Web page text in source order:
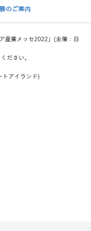
のご案内
産業メッセ2022」(主催：日
ださい。
トアイランド)